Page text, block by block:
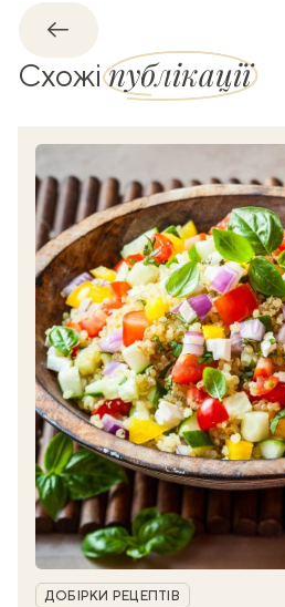
Назад
Схожіпублікації
Рубрика
ДОБІРКИ РЕЦЕПТІВ